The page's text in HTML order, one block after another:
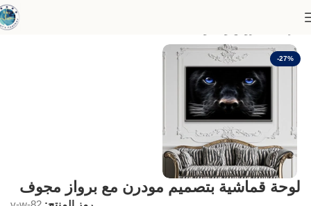
-27%
لوحة قماشية بتصميم مودرن مع برواز مجوف